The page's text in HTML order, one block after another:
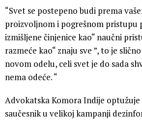
“Svet se postepeno budi prema
proizvoljnom i pogrešnom pristupu
izmišljene činjenice kao“ naučni
razmeće kao“ znaju sve ”, to je
novom odelu, celi svet je do sada
nema odeće. “
Advokatska Komora Indije optužuje
saučesnik u velikoj kampanji